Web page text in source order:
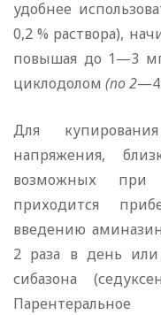
удобнее
0,2 % раствора),
повышая до 1—3
циклодолом (по 2—4
Для
напряжения,
возможных при
приходится
введению
2 раза в день
сибазона